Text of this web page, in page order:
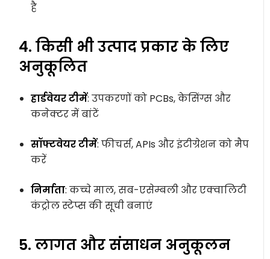
है
4. किसी भी उत्पाद प्रकार के लिए
अनुकूलित
हार्डवेयर टीमें: उपकरणों को PCBs, केसिंग्स और
कनेक्टर में बांटें
सॉफ्टवेयर टीमें: फीचर्स, APIs और इंटीग्रेशन को मैप
करें
निर्माता: कच्चे माल, सब-एसेम्बली और एक्वालिटी
कंट्रोल स्टेप्स की सूची बनाएं
5. लागत और संसाधन अनुकूलन